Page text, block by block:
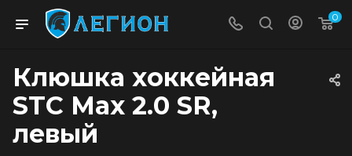
0
Клюшка хоккейная
STC Max 2.0 SR,
левый